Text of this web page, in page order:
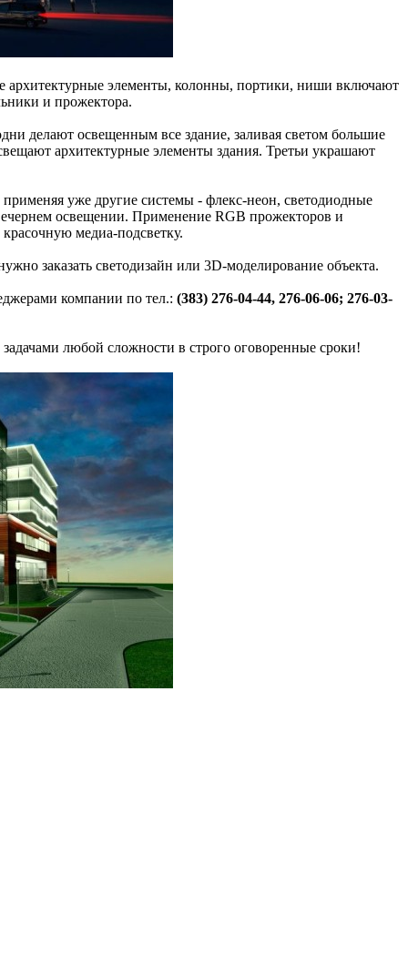
архитектурные элементы, колонны, портики, ниши включают
и прожектора.
делают освещенным все здание, заливая светом большие
архитектурные элементы здания. Третьи украшают
уже другие системы - флекс-неон, светодиодные
освещении. Применение RGB прожекторов и
красочную медиа-подсветку.
заказать светодизайн или 3D-моделирование объекта.
компании по тел.: (383) 276-04-44, 276-06-06; 276-03-
любой сложности в строго оговоренные сроки!